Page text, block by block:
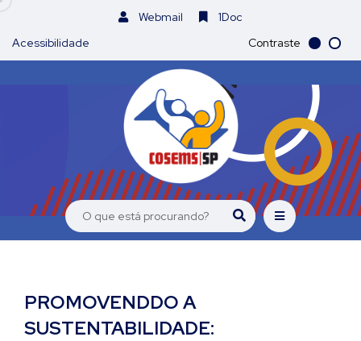
Webmail
1Doc
Acessibilidade
Contraste
PROMOVENDDO A
SUSTENTABILIDADE: